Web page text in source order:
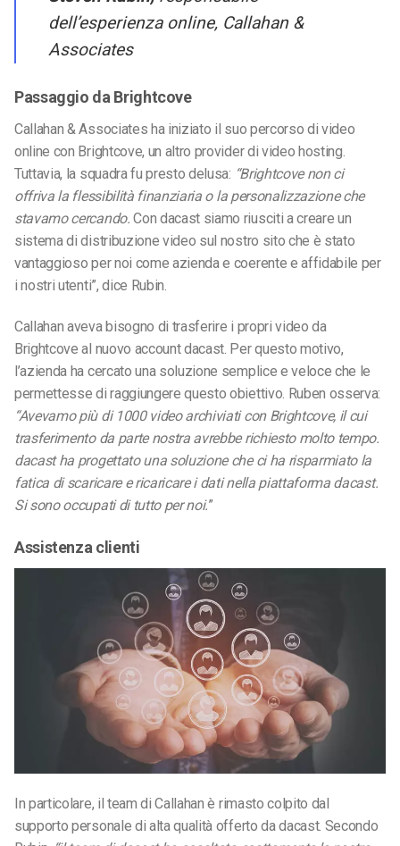
dell’esperienza online, Callahan &
Associates
Passaggio da Brightcove
Callahan & Associates ha iniziato il suo percorso di video
online con Brightcove, un altro provider di video hosting.
Tuttavia, la squadra fu presto delusa: “Brightcove non ci
offriva la flessibilità finanziaria o la personalizzazione che
stavamo cercando. Con dacast siamo riusciti a creare un
sistema di distribuzione video sul nostro sito che è stato
vantaggioso per noi come azienda e coerente e affidabile per
i nostri utenti”, dice Rubin.
Callahan aveva bisogno di trasferire i propri video da
Brightcove al nuovo account dacast. Per questo motivo,
l’azienda ha cercato una soluzione semplice e veloce che le
permettesse di raggiungere questo obiettivo. Ruben osserva:
“Avevamo più di 1000 video archiviati con Brightcove, il cui
trasferimento da parte nostra avrebbe richiesto molto tempo.
dacast ha progettato una soluzione che ci ha risparmiato la
fatica di scaricare e ricaricare i dati nella piattaforma dacast.
Si sono occupati di tutto per noi.”
Assistenza clienti
In particolare, il team di Callahan è rimasto colpito dal
supporto personale di alta qualità offerto da dacast. Secondo